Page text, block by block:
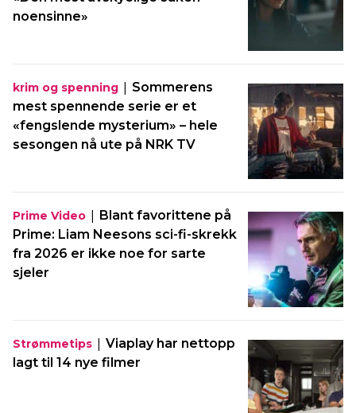
noensinne»
krim og spenning | Sommerens
mest spennende serie er et
«fengslende mysterium» – hele
sesongen nå ute på NRK TV
Prime Video | Blant favorittene på
Prime: Liam Neesons sci-fi-skrekk
fra 2026 er ikke noe for sarte
sjeler
Strømmetips | Viaplay har nettopp
lagt til 14 nye filmer